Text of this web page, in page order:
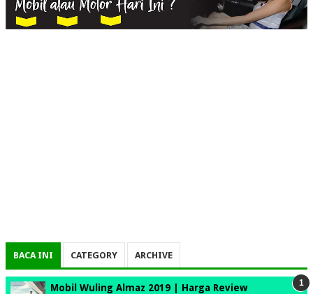
BACA INI CATEGORY ARCHIVE
Mobil Wuling Almaz 2019 | Harga Review